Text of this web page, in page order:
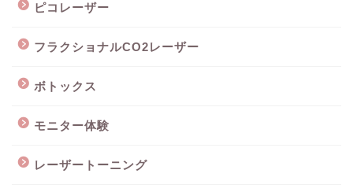
ピコレーザー
フラクショナルCO2レーザー
ボトックス
モニター体験
レーザートーニング